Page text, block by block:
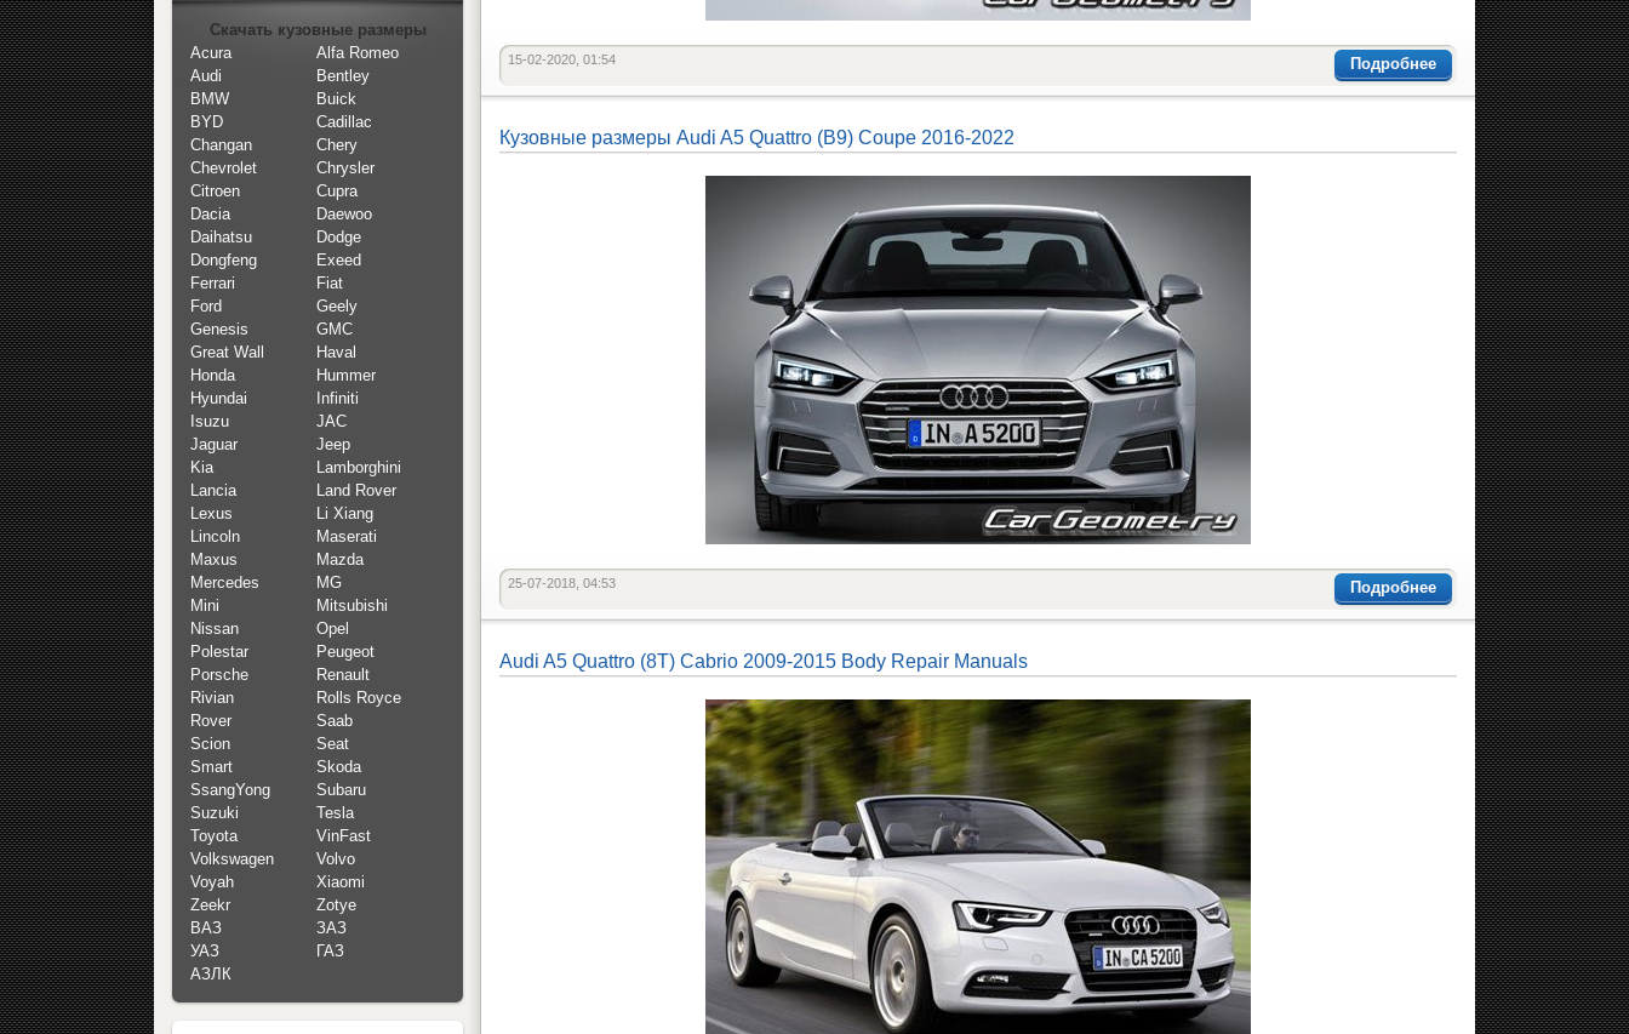
Подробнее
15-02-2020, 01:54
Кузовные размеры Audi A5 Quattro (B9) Coupe 2016-2022
Подробнее
25-07-2018, 04:53
Audi A5 Quattro (8T) Cabrio 2009-2015 Body Repair Manuals
Скачать кузовные размеры
Acura
Alfa Romeo
Audi
Bentley
BMW
Buick
BYD
Cadillac
Changan
Chery
Chevrolet
Chrysler
Citroen
Cupra
Dacia
Daewoo
Daihatsu
Dodge
Dongfeng
Exeed
Ferrari
Fiat
Ford
Geely
Genesis
GMC
Great Wall
Haval
Honda
Hummer
Hyundai
Infiniti
Isuzu
JAC
Jaguar
Jeep
Kia
Lamborghini
Lancia
Land Rover
Lexus
Li Xiang
Lincoln
Maserati
Maxus
Mazda
Mercedes
MG
Mini
Mitsubishi
Nissan
Opel
Polestar
Peugeot
Porsche
Renault
Rivian
Rolls Royce
Rover
Saab
Scion
Seat
Smart
Skoda
SsangYong
Subaru
Suzuki
Tesla
Toyota
VinFast
Volkswagen
Volvo
Voyah
Xiaomi
Zeekr
Zotye
ВАЗ
ЗАЗ
УАЗ
ГАЗ
АЗЛК